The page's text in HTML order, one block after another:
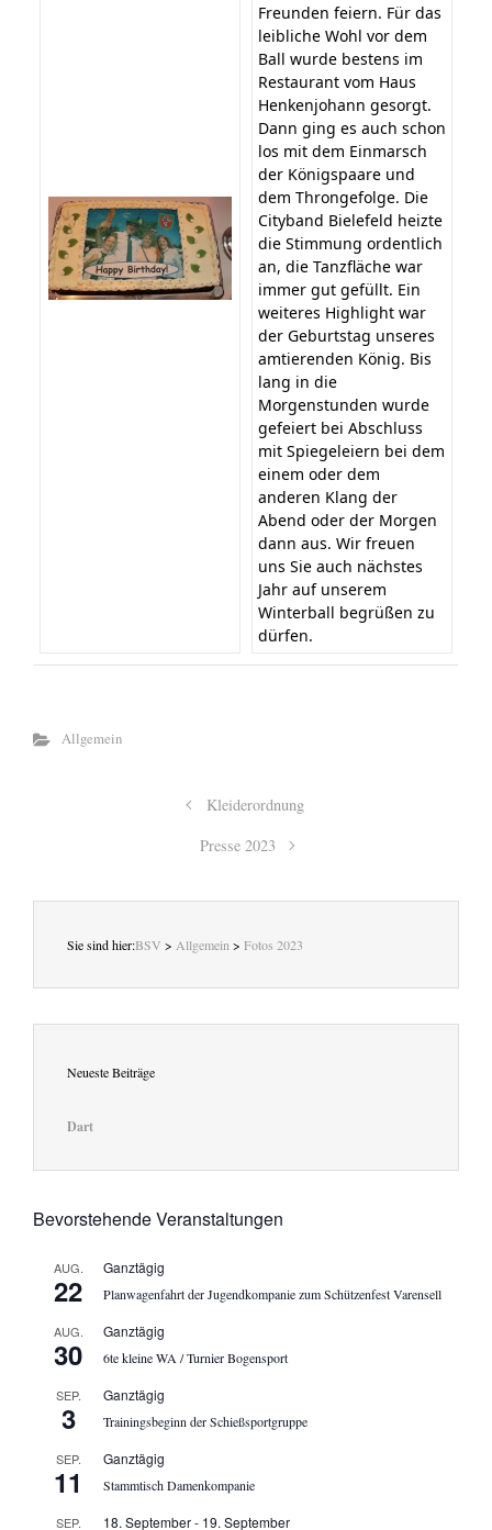
Freunden feiern. Für das
leibliche Wohl vor dem
Ball wurde bestens im
Restaurant vom Haus
Henkenjohann gesorgt.
Dann ging es auch schon
los mit dem Einmarsch
der Königspaare und
dem Throngefolge. Die
Cityband Bielefeld heizte
die Stimmung ordentlich
an, die Tanzfläche war
immer gut gefüllt. Ein
weiteres Highlight war
der Geburtstag unseres
amtierenden König. Bis
lang in die
Morgenstunden wurde
gefeiert bei Abschluss
mit Spiegeleiern bei dem
einem oder dem
anderen Klang der
Abend oder der Morgen
dann aus. Wir freuen
uns Sie auch nächstes
Jahr auf unserem
Winterball begrüßen zu
dürfen.
Allgemein
Kleiderordnung
Presse 2023
Sie sind hier:BSV > Allgemein > Fotos 2023
Neueste Beiträge
Dart
Bevorstehende Veranstaltungen
AUG.
22
Ganztägig
Planwagenfahrt der Jugendkompanie zum Schützenfest Varensell
AUG.
30
Ganztägig
6te kleine WA / Turnier Bogensport
SEP.
3
Ganztägig
Trainingsbeginn der Schießsportgruppe
SEP.
11
Ganztägig
Stammtisch Damenkompanie
SEP. 18. September- 19. September